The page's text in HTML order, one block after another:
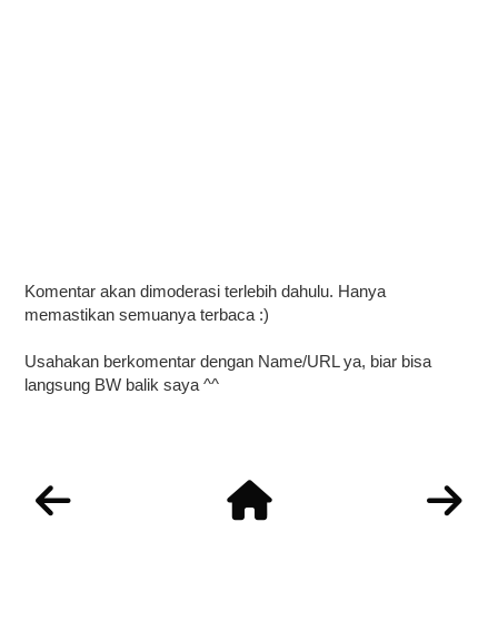
Komentar akan dimoderasi terlebih dahulu. Hanya
memastikan semuanya terbaca :)
Usahakan berkomentar dengan Name/URL ya, biar bisa
langsung BW balik saya ^^